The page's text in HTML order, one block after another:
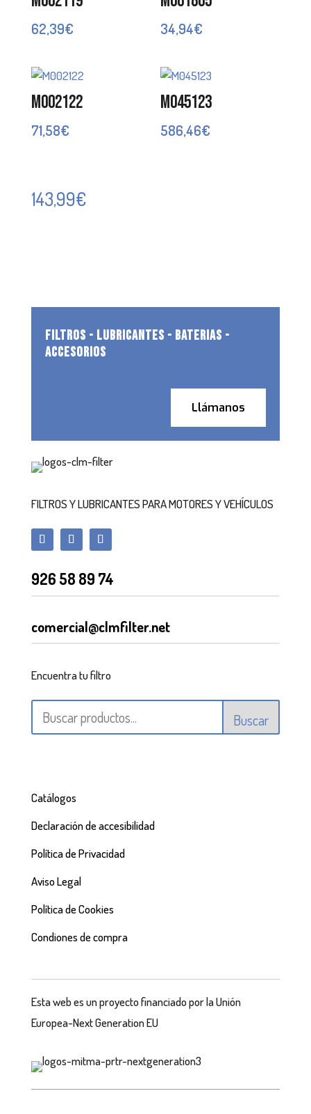
62,39€ 34,94€
M002122
71,58€
M045123
586,46€
143,99€
FILTROS - LUBRICANTES - BATERIAS -
ACCESORIOS
Llámanos
FILTROS Y LUBRICANTES PARA MOTORES Y VEHÍCULOS
926 58 89 74
comercial@clmfilter.net
Encuentra tu filtro
Buscar
Catálogos
Declaración de accesibilidad
Política de Privacidad
Aviso Legal
Política de Cookies
Condiones de compra
Esta web es un proyecto financiado por la Unión
Europea-Next Generation EU